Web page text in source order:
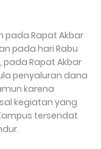
pada Rapat Akbar
pada hari Rabu
pada Rapat Akbar
penyaluran dana
karena
kegiatan yang
tersendat